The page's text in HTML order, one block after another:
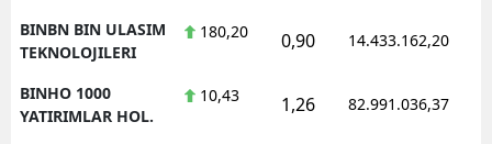
BINBN BIN ULASIM
TEKNOLOJILERI
180,20 0,90 14.433.162,20
BINHO 1000
YATIRIMLAR HOL.
10,43 1,26 82.991.036,37